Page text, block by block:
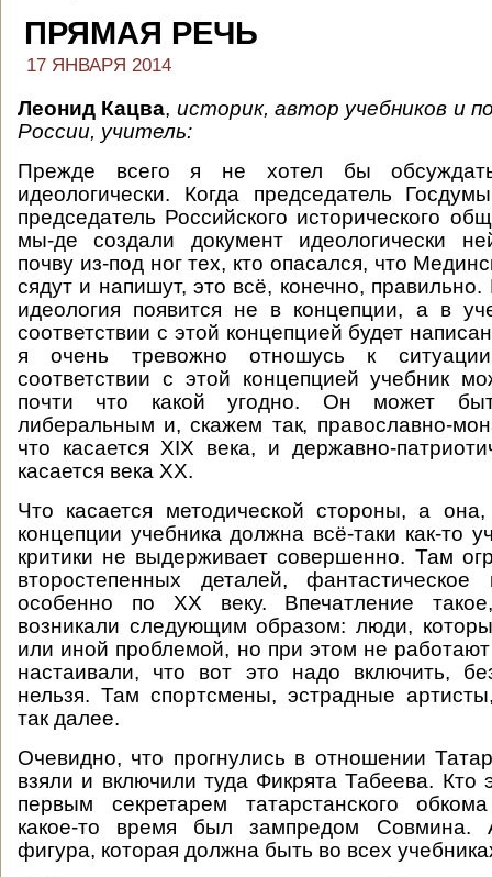
ПРЯМАЯ РЕЧЬ
17 ЯНВАРЯ 2014
Леонид Кацва, историк,автор учебников и
России, учитель:
Прежде всего я не хотел бы
идеологически. Когда председатель
председатель Российского исторического
мы-де создали документ идеологически
почву из-под ног тех, кто опасался, что
сядут и напишут, это всё, конечно,
идеология появится не в концепции, а в
соответствии с этой концепцией будет
я очень тревожно отношусь к
соответствии с этой концепцией учебник
почти что какой угодно. Он может
либеральным и, скажем так, православно-
что касается XIX века, и державно-
касается века ХХ.
Что касается методической стороны, а
концепции учебника должна всё-таки как-то
критики не выдерживает совершенно. Там
второстепенных деталей, фантастическое
особенно по ХХ веку. Впечатление
возникали следующим образом: люди,
или иной проблемой, но при этом не
настаивали, что вот это надо включить,
нельзя. Там спортсмены, эстрадные
так далее.
Очевидно, что прогнулись в отношении
взяли и включили туда Фикрята Табеева. Кто
первым секретарем татарстанского
какое-то время был зампредом Совмина.
фигура, которая должна быть во всех